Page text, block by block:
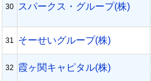
30 スパークス・グループ(株)
31 そーせいグループ(株)
32 霞ヶ関キャピタル(株)